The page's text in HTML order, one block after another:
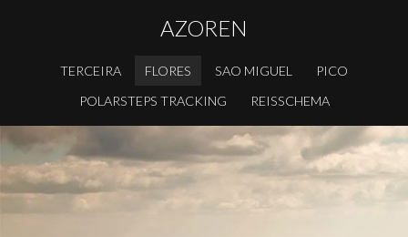
AZOREN
TERCEIRA FLORES SAO MIGUEL
PICO
POLARSTEPS TRACKING
REISSCHEMA